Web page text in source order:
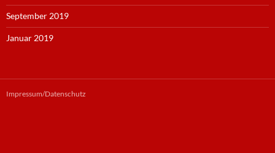
September 2019
Januar 2019
Impressum/Datenschutz